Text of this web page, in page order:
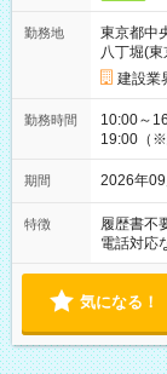
勤務地
東京都中
八丁堀(
建設業
勤務時間
10:00～
19:00（※
期間 2026年
特徴 履歴書不
電話対応
気になる！